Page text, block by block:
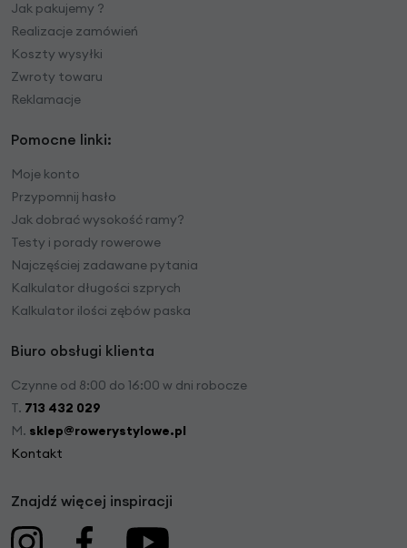
Jak pakujemy ?
Realizacje zamówień
Koszty wysyłki
Zwroty towaru
Reklamacje
Pomocne linki:
Moje konto
Przypomnij hasło
Jak dobrać wysokość ramy?
Testy i porady rowerowe
Najczęściej zadawane pytania
Kalkulator długości szprych
Kalkulator ilości zębów paska
Biuro obsługi klienta
Czynne od 8:00 do 16:00 w dni robocze
T. 713 432 029
M. sklep@rowerystylowe.pl
Kontakt
Znajdź więcej inspiracji